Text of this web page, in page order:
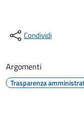
Condividi
Argomenti
Trasparenza